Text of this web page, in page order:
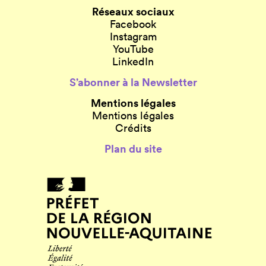
Réseaux sociaux
Facebook
Instagram
YouTube
LinkedIn
S’abonner à la Newsletter
Mentions légales
Mentions légales
Crédits
Plan du site